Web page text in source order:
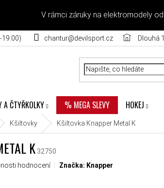
V rámci záruky na elektromodely od
chantur@devilsport.cz Dlouhá
A ČTYŘKOLKY % MEGA SLEVY HOKEJ
Kšiltovky Kšiltovka Knapper Metal K
K 32750
je 0,0 z 5 hvězdiček.
hodnocení Značka: Knapper